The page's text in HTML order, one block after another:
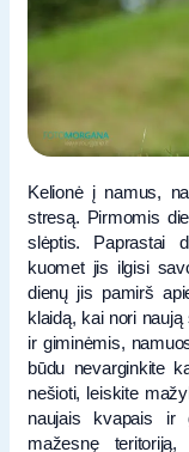
Kelionė į namus,
stresą. Pirmomis
slėptis. Paprastai
kuomet jis ilgisi
dienų jis pamirš
klaidą, kai nori
ir giminėmis,
būdu nevarginkite
nešioti, leiskite
naujais kvapais ir
mažesnę